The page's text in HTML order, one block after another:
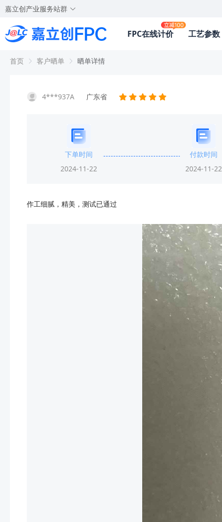
嘉立创产业服务站群
FPC在线计价 工艺参数
首页 客户晒单 晒单详情
4***937A 广东省
下单时间
2024-11-22
付款时间
2024-11-22
作工细腻，精美，测试已通过